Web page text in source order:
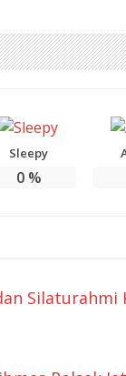
Sleepy
0%
Silaturahmi